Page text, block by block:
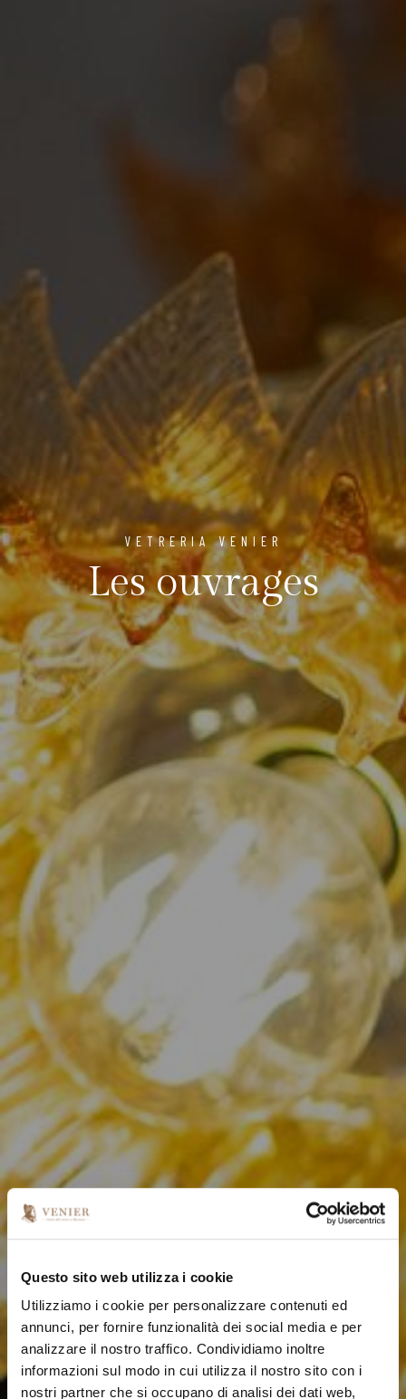
Questo sito web utilizza i cookie
Utilizziamo i cookie per personalizzare contenuti ed
annunci, per fornire funzionalità dei social media e per
analizzare il nostro traffico. Condividiamo inoltre
informazioni sul modo in cui utilizza il nostro sito con i
nostri partner che si occupano di analisi dei dati web,
VETRERIA VENIER
Les ouvrages